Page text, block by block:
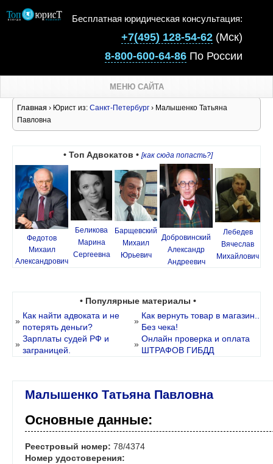
Бесплатная юридическая консультация:
+7(495) 128-54-62 (Мск)
8-800-600-64-86 По России
МЕНЮ САЙТА
Главная › Юрист из: Санкт-Петербург › Малышенко Татьяна
Павловна
• Топ Адвокатов • [как сюда попасть?]
Федотов
Михаил
Александрович
Беликова
Марина
Сергеевна
Барщевский
Михаил
Юрьевич
Добровинский
Александр
Андреевич
Лебедев
Вячеслав
Михайлович
• Популярные материалы •
»
Как найти адвоката и не
потерять деньги?
»
Как вернуть товар в магазин..
Без чека!
»
Зарплаты судей РФ и
заграницей.
»
Онлайн проверка и оплата
ШТРАФОВ ГИБДД
Малышенко Татьяна Павловна
Основные данные:
Реестровый номер: 78/4374
Номер удостоверения: